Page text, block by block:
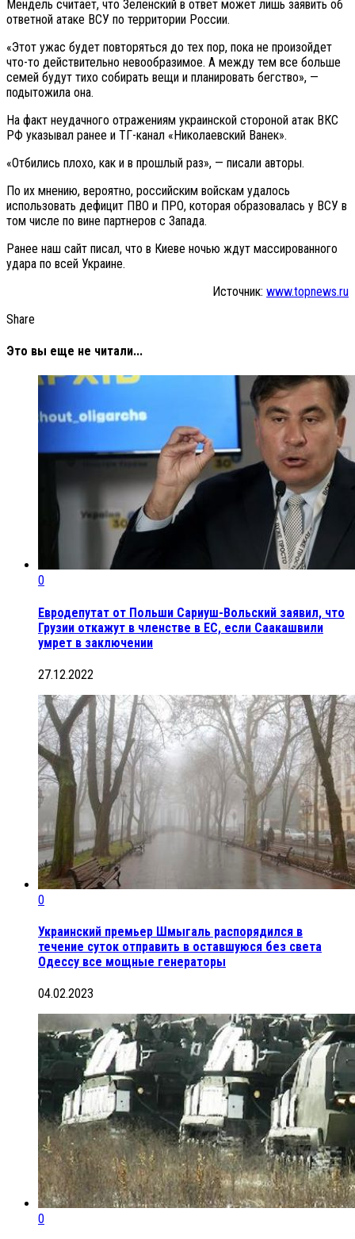
Мендель считает, что Зеленский в ответ может лишь заявить об
ответной атаке ВСУ по территории России.
«Этот ужас будет повторяться до тех пор, пока не произойдет
что-то действительно невообразимое. А между тем все больше
семей будут тихо собирать вещи и планировать бегство», —
подытожила она.
На факт неудачного отражениям украинской стороной атак ВКС
РФ указывал ранее и ТГ-канал «Николаевский Ванек».
«Отбились плохо, как и в прошлый раз», — писали авторы.
По их мнению, вероятно, российским войскам удалось
использовать дефицит ПВО и ПРО, которая образовалась у ВСУ в
том числе по вине партнеров с Запада.
Ранее наш сайт писал, что в Киеве ночью ждут массированного
удара по всей Украине.
Источник: www.topnews.ru
Share
Это вы еще не читали...
0
Евродепутат от Польши Сариуш-Вольский заявил, что
Грузии откажут в членстве в ЕС, если Саакашвили
умрет в заключении
27.12.2022
0
Украинский премьер Шмыгаль распорядился в
течение суток отправить в оставшуюся без света
Одессу все мощные генераторы
04.02.2023
0